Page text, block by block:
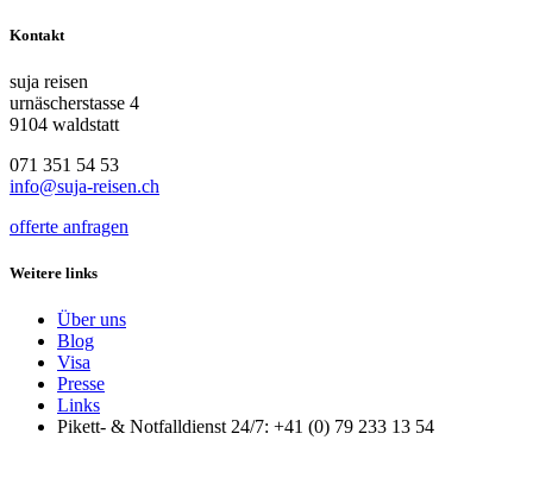
Kontakt
suja reisen
urnäscherstasse 4
9104 waldstatt
071 351 54 53
info@suja-reisen.ch
offerte anfragen
Weitere links
Über uns
Blog
Visa
Presse
Links
Pikett- & Notfalldienst 24/7: +41 (0) 79 233 13 54